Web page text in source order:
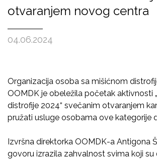
otvaranjem novog centra
04.06.2024
Organizacija osoba sa mišićnom
OOMDK je obeležila početak aktivnosti
distrofije 2024“ svečanim otvaranjem
pružati usluge osobama ove kategorije
Izvršna direktorka OOMDK-a Antigona
govoru izrazila zahvalnost svima koji su